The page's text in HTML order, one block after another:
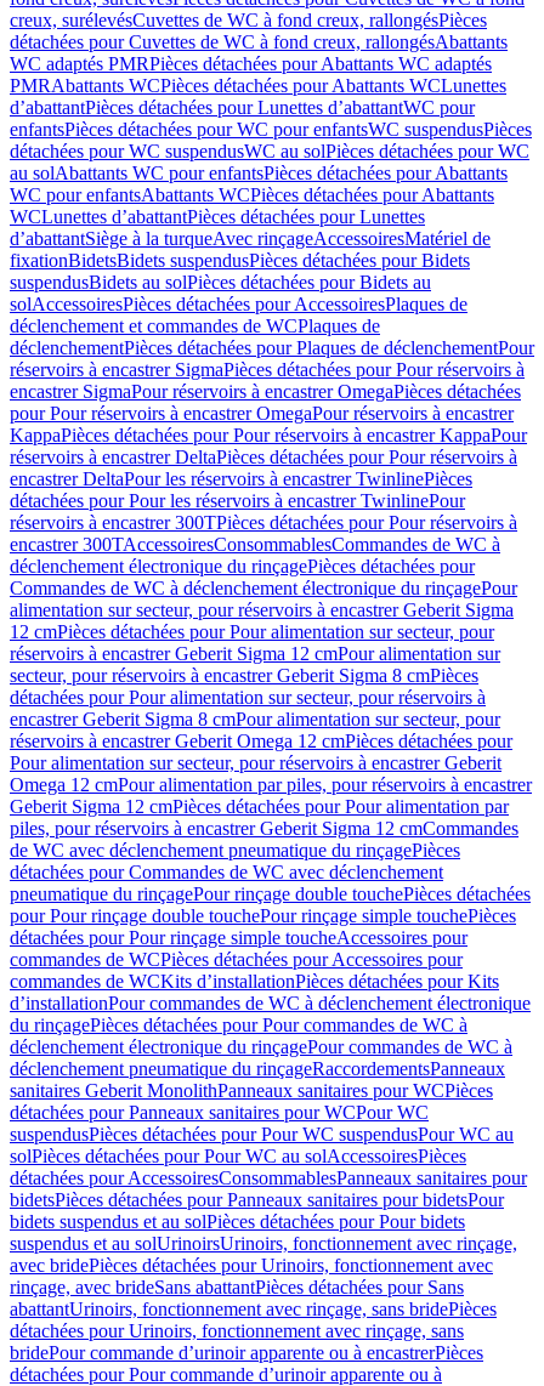
creux, surélevésCuvettes de WC à fond creux, rallongésPièces
détachées pour Cuvettes de WC à fond creux, rallongésAbattants
WC adaptés PMRPièces détachées pour Abattants WC adaptés
PMRAbattants WCPièces détachées pour Abattants WCLunettes
d’abattantPièces détachées pour Lunettes d’abattantWC pour
enfantsPièces détachées pour WC pour enfantsWC suspendusPièces
détachées pour WC suspendusWC au solPièces détachées pour WC
au solAbattants WC pour enfantsPièces détachées pour Abattants
WC pour enfantsAbattants WCPièces détachées pour Abattants
WCLunettes d’abattantPièces détachées pour Lunettes
d’abattantSiège à la turqueAvec rinçageAccessoiresMatériel de
fixationBidetsBidets suspendusPièces détachées pour Bidets
suspendusBidets au solPièces détachées pour Bidets au
solAccessoiresPièces détachées pour AccessoiresPlaques de
déclenchement et commandes de WCPlaques de
déclenchementPièces détachées pour Plaques de déclenchementPour
réservoirs à encastrer SigmaPièces détachées pour Pour réservoirs à
encastrer SigmaPour réservoirs à encastrer OmegaPièces détachées
pour Pour réservoirs à encastrer OmegaPour réservoirs à encastrer
KappaPièces détachées pour Pour réservoirs à encastrer KappaPour
réservoirs à encastrer DeltaPièces détachées pour Pour réservoirs à
encastrer DeltaPour les réservoirs à encastrer TwinlinePièces
détachées pour Pour les réservoirs à encastrer TwinlinePour
réservoirs à encastrer 300TPièces détachées pour Pour réservoirs à
encastrer 300TAccessoiresConsommablesCommandes de WC à
déclenchement électronique du rinçagePièces détachées pour
Commandes de WC à déclenchement électronique du rinçagePour
alimentation sur secteur, pour réservoirs à encastrer Geberit Sigma
12 cmPièces détachées pour Pour alimentation sur secteur, pour
réservoirs à encastrer Geberit Sigma 12 cmPour alimentation sur
secteur, pour réservoirs à encastrer Geberit Sigma 8 cmPièces
détachées pour Pour alimentation sur secteur, pour réservoirs à
encastrer Geberit Sigma 8 cmPour alimentation sur secteur, pour
réservoirs à encastrer Geberit Omega 12 cmPièces détachées pour
Pour alimentation sur secteur, pour réservoirs à encastrer Geberit
Omega 12 cmPour alimentation par piles, pour réservoirs à encastrer
Geberit Sigma 12 cmPièces détachées pour Pour alimentation par
piles, pour réservoirs à encastrer Geberit Sigma 12 cmCommandes
de WC avec déclenchement pneumatique du rinçagePièces
détachées pour Commandes de WC avec déclenchement
pneumatique du rinçagePour rinçage double touchePièces détachées
pour Pour rinçage double touchePour rinçage simple touchePièces
détachées pour Pour rinçage simple toucheAccessoires pour
commandes de WCPièces détachées pour Accessoires pour
commandes de WCKits d’installationPièces détachées pour Kits
d’installationPour commandes de WC à déclenchement électronique
du rinçagePièces détachées pour Pour commandes de WC à
déclenchement électronique du rinçagePour commandes de WC à
déclenchement pneumatique du rinçageRaccordementsPanneaux
sanitaires Geberit MonolithPanneaux sanitaires pour WCPièces
détachées pour Panneaux sanitaires pour WCPour WC
suspendusPièces détachées pour Pour WC suspendusPour WC au
solPièces détachées pour Pour WC au solAccessoiresPièces
détachées pour AccessoiresConsommablesPanneaux sanitaires pour
bidetsPièces détachées pour Panneaux sanitaires pour bidetsPour
bidets suspendus et au solPièces détachées pour Pour bidets
suspendus et au solUrinoirsUrinoirs, fonctionnement avec rinçage,
avec bridePièces détachées pour Urinoirs, fonctionnement avec
rinçage, avec brideSans abattantPièces détachées pour Sans
abattantUrinoirs, fonctionnement avec rinçage, sans bridePièces
détachées pour Urinoirs, fonctionnement avec rinçage, sans
bridePour commande d’urinoir apparente ou à encastrerPièces
détachées pour Pour commande d’urinoir apparente ou à